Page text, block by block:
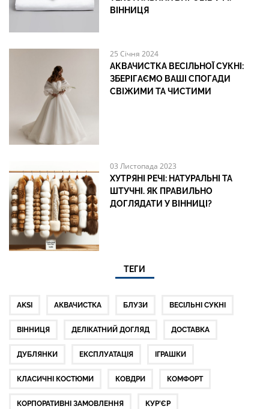
ВІННИЦЯ
25 Січня 2024
АКВАЧИСТКА ВЕСІЛЬНОЇ СУКНІ:
ЗБЕРІГАЄМО ВАШІ СПОГАДИ
СВІЖИМИ ТА ЧИСТИМИ
03 Листопада 2023
ХУТРЯНІ РЕЧІ: НАТУРАЛЬНІ ТА
ШТУЧНІ. ЯК ПРАВИЛЬНО
ДОГЛЯДАТИ У ВІННИЦІ?
ТЕГИ
AKSI АКВАЧИСТКА БЛУЗИ ВЕСІЛЬНІ СУКНІ
ВІННИЦЯ ДЕЛІКАТНИЙ ДОГЛЯД ДОСТАВКА
ДУБЛЯНКИ ЕКСПЛУАТАЦІЯ ІГРАШКИ
КЛАСИЧНІ КОСТЮМИ КОВДРИ КОМФОРТ
КОРПОРАТИВНІ ЗАМОВЛЕННЯ КУР'ЄР